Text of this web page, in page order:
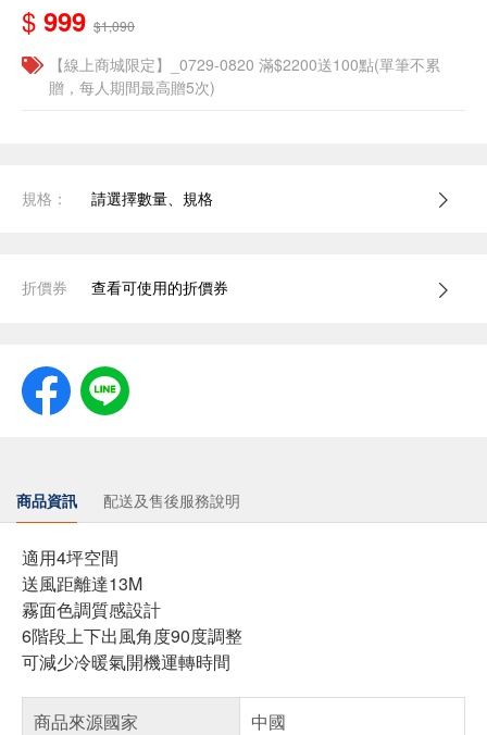
$ 999 $1,090
【線上商城限定】_0729-0820 滿$2200送100點(單筆不累
贈，每人期間最高贈5次)
規格： 請選擇數量、規格
折價券 查看可使用的折價券
商品資訊 配送及售後服務說明
適用4坪空間
送風距離達13M
霧面色調質感設計
6階段上下出風角度90度調整
可減少冷暖氣開機運轉時間
商品來源國家
中國